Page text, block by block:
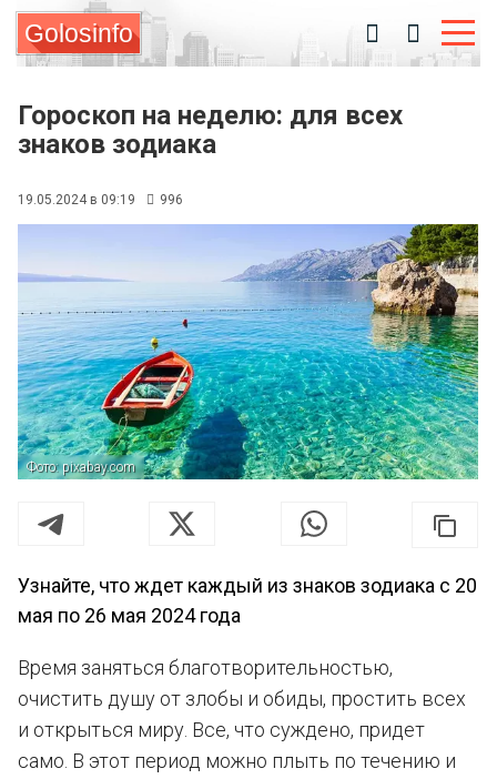
Golosinfo
Гороскоп на неделю: для всех
знаков зодиака
19.05.2024 в 09:19 996
Фото: pixabay.com
Узнайте, что ждет каждый из знаков зодиака с 20
мая по 26 мая 2024 года
Время заняться благотворительностью,
очистить душу от злобы и обиды, простить всех
и открыться миру. Все, что суждено, придет
само. В этот период можно плыть по течению и